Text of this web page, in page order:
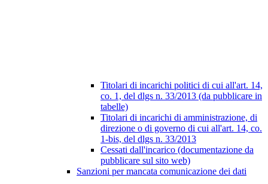
Titolari di incarichi politici di cui all'art. 14,
co. 1, del dlgs n. 33/2013 (da pubblicare in
tabelle)
Titolari di incarichi di amministrazione, di
direzione o di governo di cui all'art. 14, co.
1-bis, del dlgs n. 33/2013
Cessati dall'incarico (documentazione da
pubblicare sul sito web)
Sanzioni per mancata comunicazione dei dati